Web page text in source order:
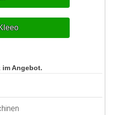
im Angebot.